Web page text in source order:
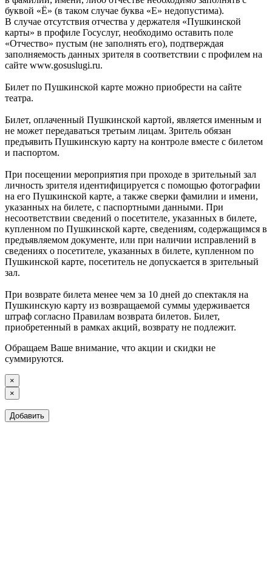
буквой «Ё» (в таком случае буква «Е» недопустима).
В случае отсутствия отчества у держателя «Пушкинской
карты» в профиле Госуслуг, необходимо оставить поле
«Отчество» пустым (не заполнять его), подтверждая
заполняемость данных зрителя в соответствии с профилем на
сайте www.gosuslugi.ru.
Билет по Пушкинской карте можно приобрести на сайте
театра.
Билет, оплаченный Пушкинской картой, является именным и
не может передаваться третьим лицам. Зритель обязан
предъявить Пушкинскую карту на контроле вместе с билетом
и паспортом.
При посещении мероприятия при проходе в зрительный зал
личность зрителя идентифицируется с помощью фотографии
на его Пушкинской карте, а также сверки фамилии и имени,
указанных на билете, с паспортными данными. При
несоответствии сведений о посетителе, указанных в билете,
купленном по Пушкинской карте, сведениям, содержащимся в
предъявляемом документе, или при наличии исправлений в
сведениях о посетителе, указанных в билете, купленном по
Пушкинской карте, посетитель не допускается в зрительный
зал.
При возврате билета менее чем за 10 дней до спектакля на
Пушкинскую карту из возвращаемой суммы удерживается
штраф согласно Правилам возврата билетов. Билет,
приобретенный в рамках акций, возврату не подлежит.
Обращаем Ваше внимание, что акции и скидки не
суммируются.
×
×
Добавить